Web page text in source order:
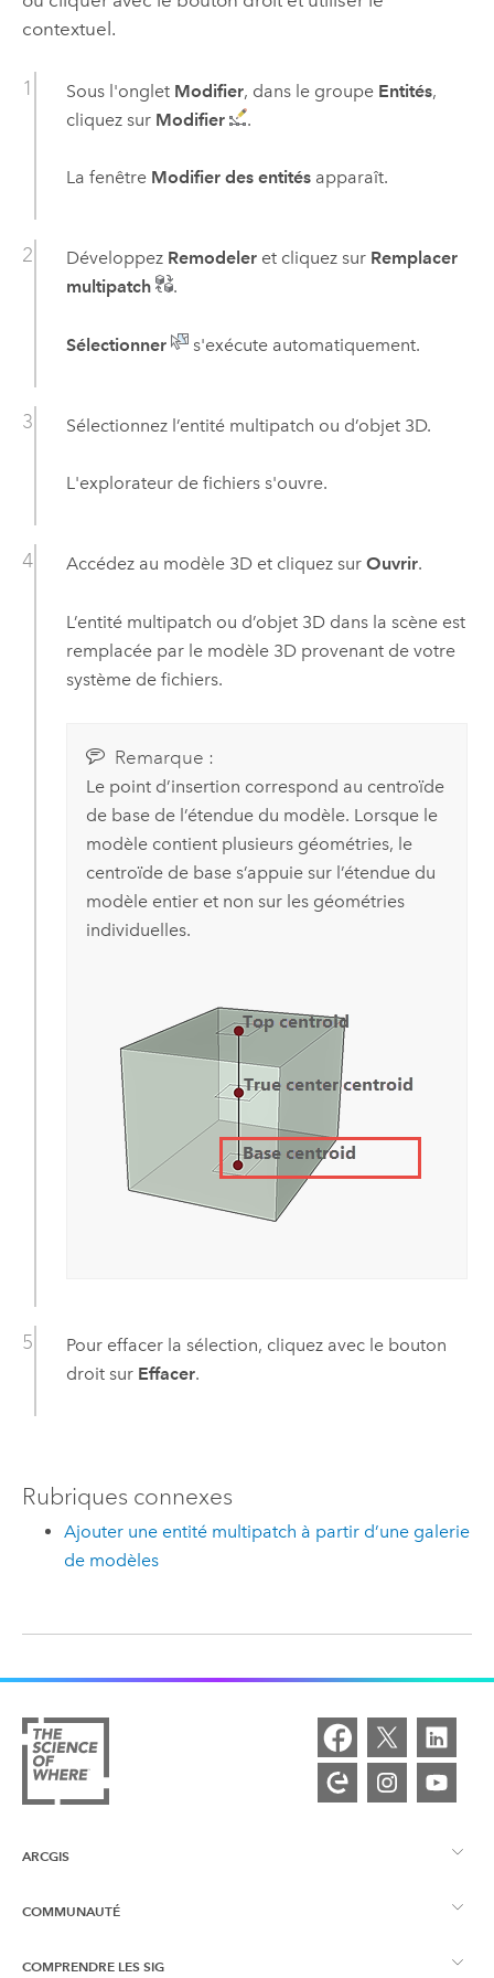
contextuel.
Sous l'onglet Modifier, dans le groupe Entités,
cliquez sur Modifier .
La fenêtre Modifier des entitésapparaît.
Développez Remodeleret cliquez sur Remplacer
multipatch
.
Sélectionner s'exécute automatiquement.
Sélectionnez l’entité multipatch ou d’objet 3D.
L'explorateur de fichiers s'ouvre.
Accédez au modèle 3D et cliquez sur Ouvrir.
L’entité multipatch ou d’objet 3D dans la scène est
remplacée par le modèle 3D provenant de votre
système de fichiers.
Remarque :
Le point d’insertion correspond au centroïde
de base de l’étendue du modèle. Lorsque le
modèle contient plusieurs géométries, le
centroïde de base s’appuie sur l’étendue du
modèle entier et non sur les géométries
individuelles.
Pour effacer la sélection, cliquez avec le bouton
droit sur Effacer.
Rubriques connexes
Ajouter une entité multipatch à partir d’une galerie
de modèles
ARCGIS
Vue d’ensemble d’ArcGIS
COMMUNAUTÉ
Esri Community
COMPRENDRE LES SIG